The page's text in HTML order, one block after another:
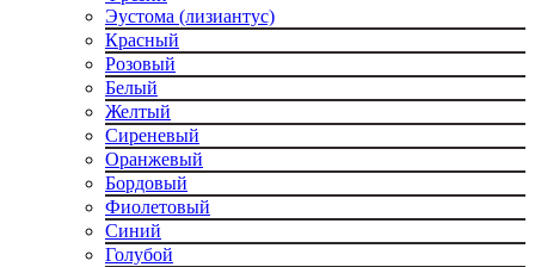
Эустома (лизиантус)
Красный
Розовый
Белый
Желтый
Сиреневый
Оранжевый
Бордовый
Фиолетовый
Синий
Голубой